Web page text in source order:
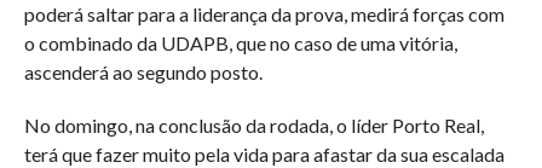
poderá saltar para a liderança da prova, medirá forças com
o combinado da UDAPB, que no caso de uma vitória,
ascenderá ao segundo posto.
No domingo, na conclusão da rodada, o líder Porto Real,
terá que fazer muito pela vida para afastar da sua escalada